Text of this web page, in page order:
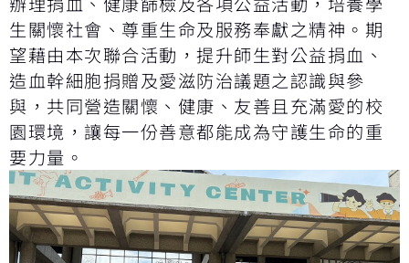
生關懷社會、尊重生命及服務奉獻之精神。期
望藉由本次聯合活動，提升師生對公益捐血、
造血幹細胞捐贈及愛滋防治議題之認識與參
與，共同營造關懷、健康、友善且充滿愛的校
園環境，讓每一份善意都能成為守護生命的重
要力量。